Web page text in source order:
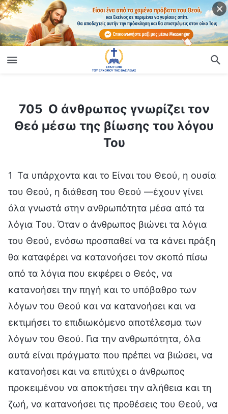
705 Ο άνθρωπος γνωρίζει τον
Θεό μέσω της βίωσης του λόγου
Του
1 Τα υπάρχοντα και το Είναι του Θεού, η ουσία
του Θεού, η διάθεση του Θεού —έχουν γίνει
όλα γνωστά στην ανθρωπότητα μέσα από τα
λόγια Του. Όταν ο άνθρωπος βιώνει τα λόγια
του Θεού, ενόσω προσπαθεί να τα κάνει πράξη
θα καταφέρει να κατανοήσει τον σκοπό πίσω
από τα λόγια που εκφέρει ο Θεός, να
κατανοήσει την πηγή και το υπόβαθρο των
λόγων του Θεού και να κατανοήσει και να
εκτιμήσει το επιδιωκόμενο αποτέλεσμα των
λόγων του Θεού. Για την ανθρωπότητα, όλα
αυτά είναι πράγματα που πρέπει να βιώσει, να
κατανοήσει και να επιτύχει ο άνθρωπος
προκειμένου να αποκτήσει την αλήθεια και τη
ζωή, να κατανοήσει τις προθέσεις του Θεού, να